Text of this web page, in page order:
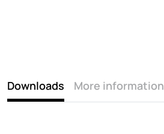
Downloads More information